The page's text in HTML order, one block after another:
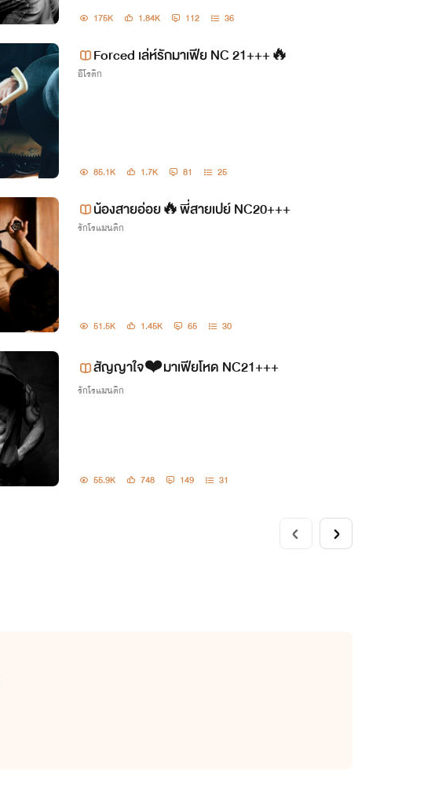
175K 1.84K 112 36
Forced เล่ห์รักมาเฟีย NC 21+++🔥
อีโรติก
85.1K 1.7K 81 25
น้องสายอ่อย🔥พี่สายเปย์ NC20+++
รักโรแมนติก
51.5K 1.45K 65 30
สัญญาใจ❤️มาเฟียโหด NC21+++
รักโรแมนติก
55.9K 748 149 31